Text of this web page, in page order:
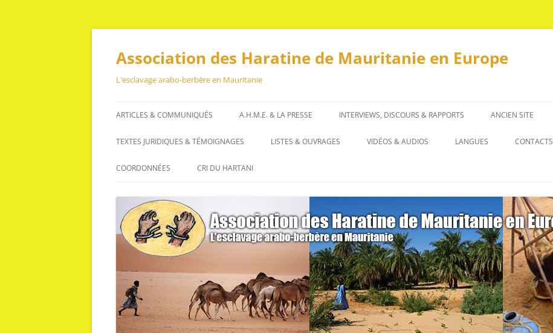
Aller
contenu
Association des Haratine de Mauritanie en Europe
L'esclavage arabo-berbère en Mauritanie
ARTICLES & COMMUNIQUÉS
ARTICLES
COMMUNIQUÉS
A.H.M.E. & LA PRESSE INTERVIEWS, DISCOURS & RAPPORTS
INTERVIEWS
ANCIEN SITE
TEXTES JURIDIQUES & TÉMOIGNAGES
TEXTES JURIDIQUES
LISTES & OUVRAGES VIDÉOS & AUDIOS LANGUES CONTACTS
COORDONNÉES CRI DU HARTANI